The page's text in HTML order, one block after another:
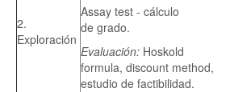
2.
Exploración
Assay test - cálculo
de grado.
Evaluación: Hoskold
formula, discount method,
estudio de factibilidad.